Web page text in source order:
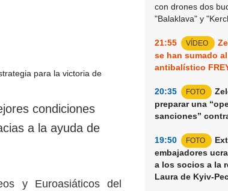
con drones dos
"Balaklava" y
21:55 VÍDEO
se han sumado
antibalístico
20:35 FOTO
preparar una
sanciones”
19:50 FOTO
embajadores
a los socios a la
Laura de Kyiv-
condiciones
a la ayuda de
y Euroasiáticos del